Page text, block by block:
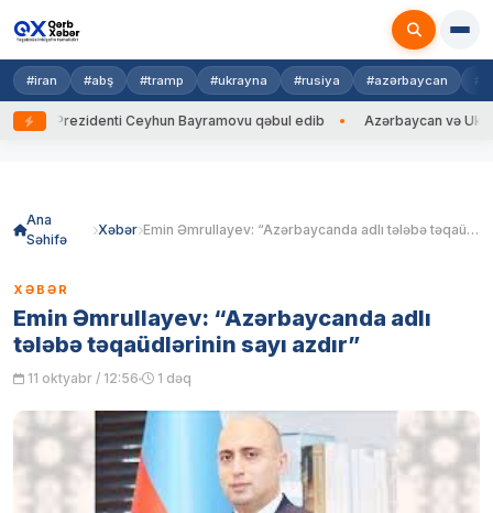
#iran #abş #tramp #ukrayna #rusiya #azərbaycan
Prezidenti Ceyhun Bayramovu qəbul edib Azərbaycan və
Ana
Səhifə
Xəbər Emin Əmrullayev: “Azərbaycanda adlı tələbə təqaüdlərinin sayı azdır”
XƏBƏR
Emin Əmrullayev: “Azərbaycanda adlı
tələbə təqaüdlərinin sayı azdır”
11 oktyabr / 12:56 1 dəq